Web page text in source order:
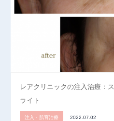
レアクリニックの注入治療：
ライト
注入・肌育治療 2022.07.02